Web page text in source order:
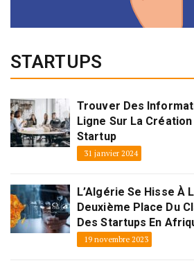
STARTUPS
Trouver Des
Ligne Sur La Création
Startup
31 janvier 2024
L’Algérie Se Hisse À
Deuxième Place Du
Des Startups En
19 novembre 2023